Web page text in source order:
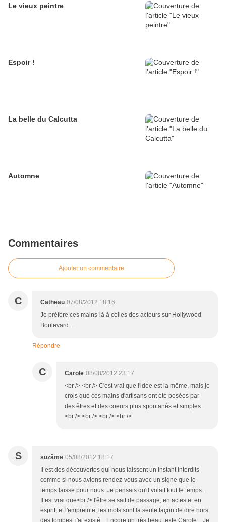
Le vieux peintre
Espoir !
La belle du Calcutta
Automne
Commentaires
Ajouter un commentaire
C Catheau 07/08/2012 18:16
Je préfère ces mains-là à celles des acteurs sur Hollywood
Boulevard...
Répondre
C Carole 08/08/2012 23:17
<br /> <br /> C'est vrai que l'idée est la même, mais je
crois que ces mains d'artisans ont été posées par
des êtres et des coeurs plus spontanés et simples.
<br /> <br /> <br /> <br />
S suzâme 05/08/2012 18:17
Il est des découvertes qui nous laissent un instant interdits
comme si nous avions rendez-vous avec un signe que le
temps laisse pour nous. Je pensais qu'il volait tout le temps...
Il est vrai que<br /> l'être se sait de passage, en actes et en
esprit, et l'empreinte, les mots sont la seule façon de dire hors
des tombes, j'ai existé... Encore un très beau texte Carole... Je